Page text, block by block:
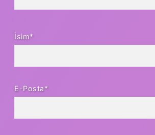
İsim*
E-Posta*